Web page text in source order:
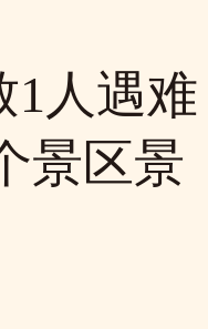
1人遇难
景区景